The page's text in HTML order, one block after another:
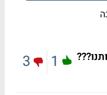
1
3